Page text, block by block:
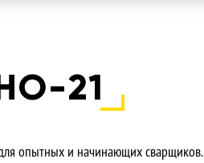
21
опытных и начинающих сварщиков.